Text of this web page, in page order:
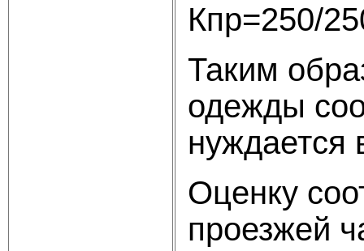
Кпр=250/
Таким
одежды
нуждается
Оценку
проезжей